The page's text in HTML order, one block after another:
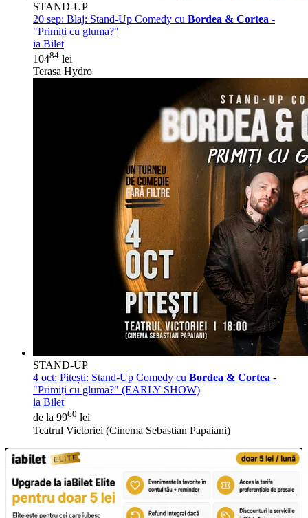
STAND-UP
20 sep: Blaj: Stand-Up Comedy cu Bordea & Cortea -
"Primiți cu gluma?"
ia Bilet
10484 lei
Terasa Hydro
STAND-UP
4 oct: Pitești: Stand-Up Comedy cu Bordea & Cortea -
"Primiți cu gluma?" (EARLY SHOW)
ia Bilet
de la 9960 lei
Teatrul Victoriei (Cinema Sebastian Papaiani)